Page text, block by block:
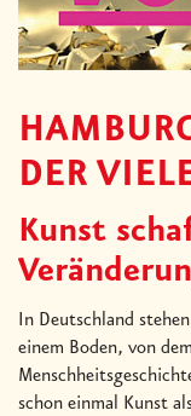
DER
Kunst
In Deutschland
einem Boden, von
schon einmal Kunst